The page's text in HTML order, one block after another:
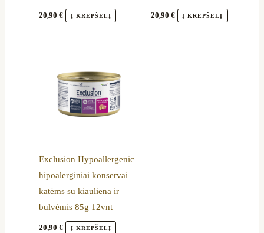
20,90€ Į KREPŠELĮ 20,90 € Į KREPŠELĮ
Exclusion Hypoallergenic
hipoalerginiai konservai
katėms su kiauliena ir
bulvėmis 85g 12vnt
20,90€ Į KREPŠELĮ